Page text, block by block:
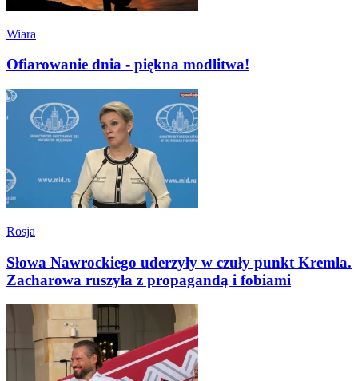
Wiara
Ofiarowanie dnia - piękna modlitwa!
Rosja
Słowa Nawrockiego uderzyły w czuły punkt Kremla.
Zacharowa ruszyła z propagandą i fobiami